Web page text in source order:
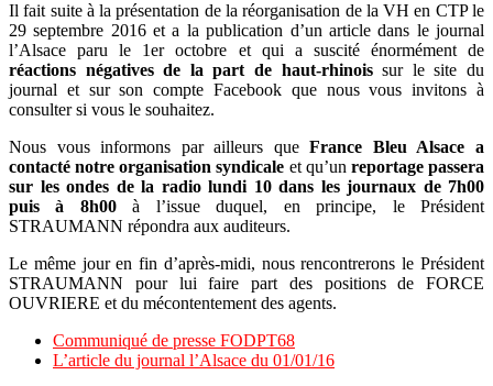
Il fait suite à la présentation de la réorganisation de la VH en CTP le
29 septembre 2016 et a la publication d’un article dans le journal
l’Alsace paru le 1er octobre et qui a suscité énormément de
réactions négatives de la part de haut-rhinoissur le site du
journal et sur son compte Facebook que nous vous invitons à
consulter si vous le souhaitez.
Nous vous informons par ailleurs queFrance Bleu Alsace a
contacté notre organisation syndicale et qu’un reportage passera
sur les ondes de la radio lundi 10 dans les journaux de 7h00
puis à 8h00à l’issue duquel, en principe, le Président
STRAUMANN répondra aux auditeurs.
Le même jour en fin d’après-midi, nous rencontrerons le Président
STRAUMANN pour lui faire part des positions de FORCE
OUVRIERE et du mécontentement des agents.
Communiqué de presse FODPT68
L’article du journal l’Alsace du 01/01/16